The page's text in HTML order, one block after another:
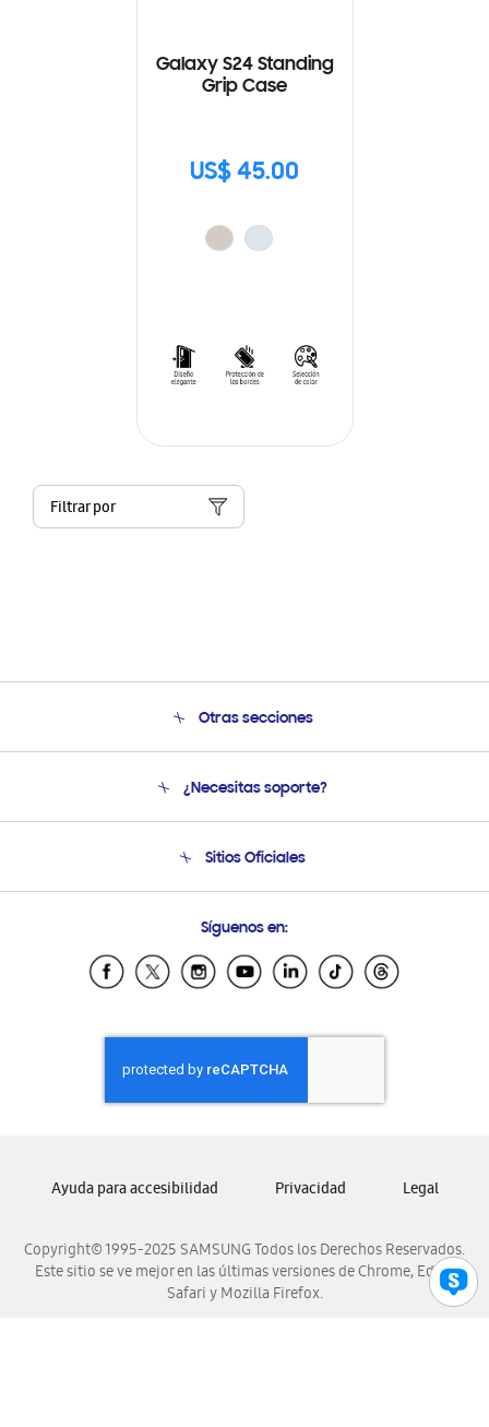
Galaxy S24 Standing
Grip Case
US$ 45.00
Filtrar por
Otras secciones
Soporte
¿Necesitas soporte?
Soporte vía eMail
Sitios Oficiales
Samsung Ecuador
Samsung El Salvador
Samsung Honduras
Samsung Nicaragua
Samsung Panamá
Samsung Venezuela
Síguenos en:
Copyright© 1995-2025 SAMSUNG Todos los Derechos Reservados.
Este sitio se ve mejor en las últimas versiones de Chrome, Edge,
Safari y Mozilla Firefox.
Ayuda para accesibilidad Privacidad Legal